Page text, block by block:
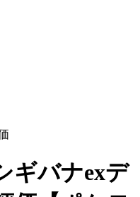
ギバナexデ